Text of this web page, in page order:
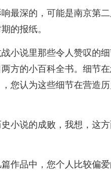
最深的，可能是南京第
的报纸。
小说里那些令人赞叹的
方的小百科全书。细节
您认为这些细节在营造
小说的成败，我想，这
作品中，您个人比较偏